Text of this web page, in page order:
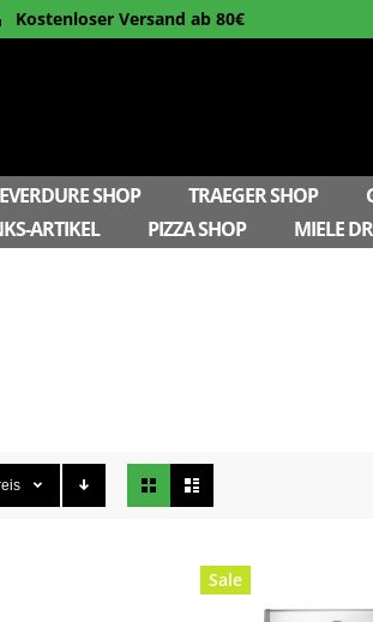
Kostenloser Versand ab 80€
EVERDURE SHOP TRAEGER SHOP
ARTIKEL PIZZA SHOP MIELE
als
Sale